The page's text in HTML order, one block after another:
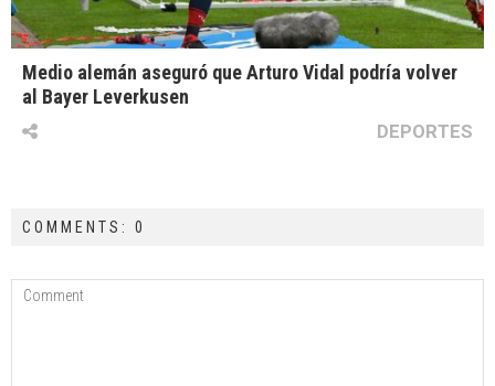
Medio alemán aseguró que Arturo Vidal podría volver
al Bayer Leverkusen
DEPORTES
COMMENTS: 0